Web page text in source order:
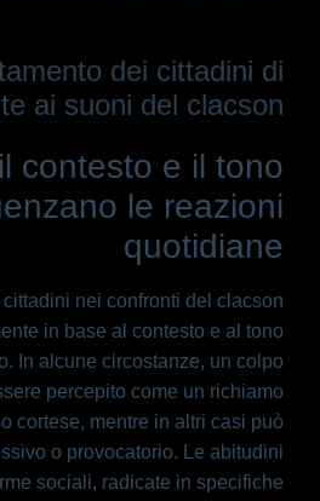
dei cittadini di
ai suoni del clacson
contesto e il tono
le reazioni
quotidiane
cittadini nei confronti del clacson
in base al contesto e al tono
In alcune circostanze, un colpo
percepito come un richiamo
cortese, mentre in altri casi può
o provocatorio. Le abitudini
sociali, radicate in specifiche